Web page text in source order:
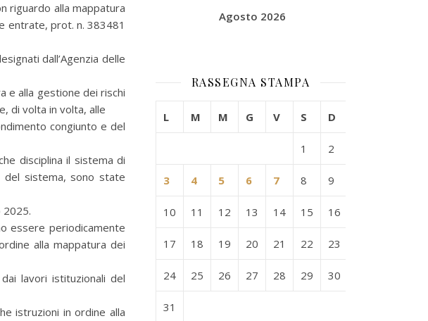
riguardo alla mappatura
entrate, prot. n. 383481
dall’Agenzia delle
e alla gestione dei rischi
di volta in volta, alle
congiunto e del
disciplina il sistema di
del sistema, sono state
2025.
essere periodicamente
alla mappatura dei
lavori istituzionali del
istruzioni in ordine alla
Agosto 2026
RASSEGNA STAMPA
L M M G V S D
1 2
3 4 5 6 7 8 9
10 11 12 13 14 15 16
17 18 19 20 21 22 23
24 25 26 27 28 29 30
31